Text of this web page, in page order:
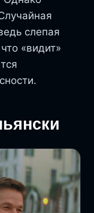
слепая
«видит»